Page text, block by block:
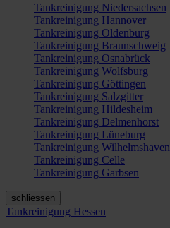
Tankreinigung Niedersachsen
Tankreinigung Hannover
Tankreinigung Oldenburg
Tankreinigung Braunschweig
Tankreinigung Osnabrück
Tankreinigung Wolfsburg
Tankreinigung Göttingen
Tankreinigung Salzgitter
Tankreinigung Hildesheim
Tankreinigung Delmenhorst
Tankreinigung Lüneburg
Tankreinigung Wilhelmshaven
Tankreinigung Celle
Tankreinigung Garbsen
schliessen
Tankreinigung Hessen